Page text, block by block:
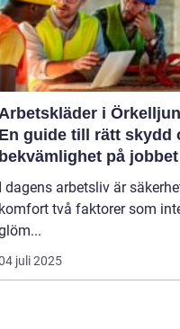
Arbetskläder i
En guide till rätt skydd
bekvämlighet på jobbet
I dagens arbetsliv är
komfort två faktorer som
juli 2025